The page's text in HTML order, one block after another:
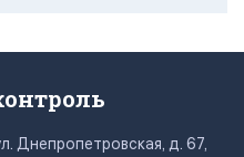
Днепропетровская, д. 67,